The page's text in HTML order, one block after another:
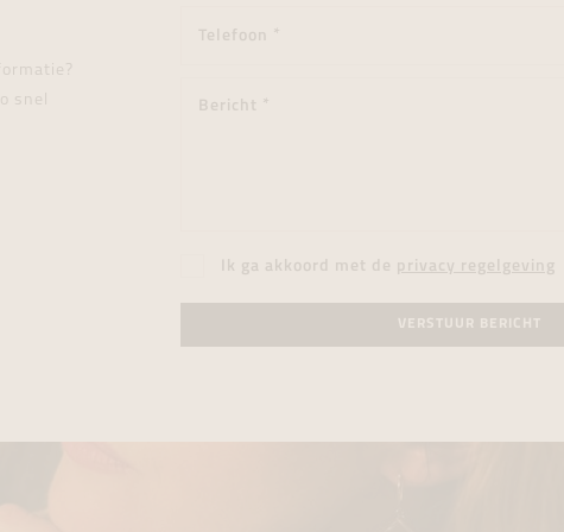
snel
Ik ga akkoord met de privacy regelgeving
VERSTUUR BERICHT